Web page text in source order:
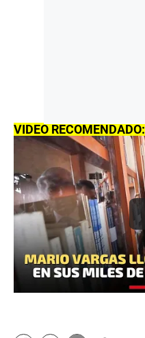
VIDEO RECOMENDADO: